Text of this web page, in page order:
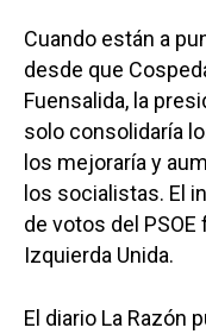
Cuando están a
desde que
Fuensalida, la
solo consolidaría
los mejoraría y
los socialistas. El
de votos del
Izquierda Unida.
El diario La Razón